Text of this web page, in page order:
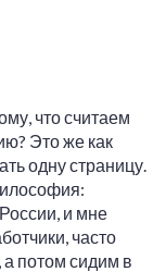
что считаем
Это же как
одну страницу.
и мне
часто
потом сидим в